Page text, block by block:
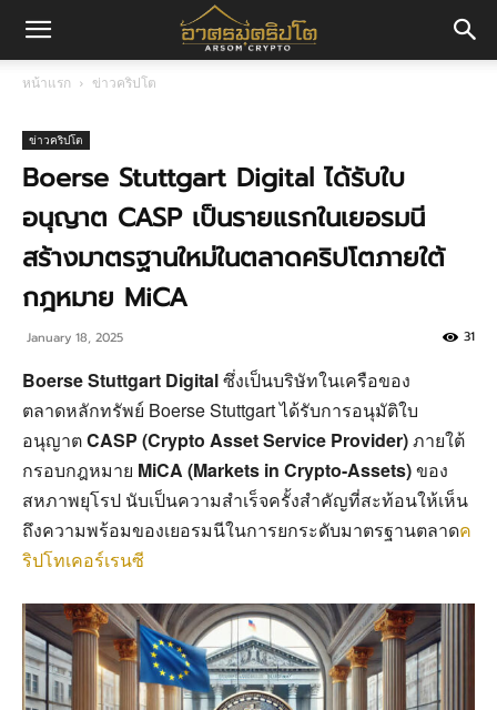
มค
หน้าแรก ข่าวคริปโต
ข่าวคริปโต
Boerse Stuttgart Digital ได้รับใบ
อนุญาต CASP เป็นรายแรกในเยอรมนี
สร้างมาตรฐานใหม่ในตลาดคริปโตภายใต้
กฎหมาย MiCA
January 18, 2025 31
Boerse Stuttgart Digitalซึ่งเป็นบริษัทในเครือของ
ตลาดหลักทรัพย์ Boerse Stuttgart ได้รับการอนุมัติใบ
อนุญาตCASP (Crypto Asset Service Provider)ภายใต้
กรอบกฎหมาย MiCA (Markets in Crypto-Assets)ของ
สหภาพยุโรป นับเป็นความสำเร็จครั้งสำคัญที่สะท้อนให้เห็น
ถึงความพร้อมของเยอรมนีในการยกระดับมาตรฐานตลาดค
ริปโทเคอร์เรนซี